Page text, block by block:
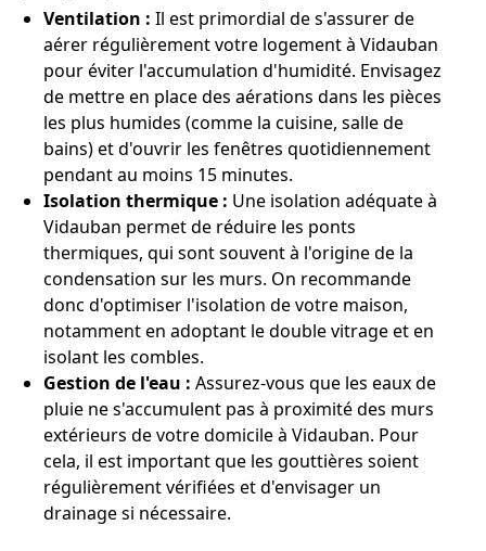
Ventilation : Il est primordial de s'assurer de
aérer régulièrement votre logement à Vidauban
pour éviter l'accumulation d'humidité. Envisagez
de mettre en place des aérations dans les pièces
les plus humides (comme la cuisine, salle de
bains) et d'ouvrir les fenêtres quotidiennement
pendant au moins 15 minutes.
Isolation thermique : Une isolation adéquate à
Vidauban permet de réduire les ponts
thermiques, qui sont souvent à l'origine de la
condensation sur les murs. On recommande
donc d'optimiser l'isolation de votre maison,
notamment en adoptant le double vitrage et en
isolant les combles.
Gestion de l'eau : Assurez-vous que les eaux de
pluie ne s'accumulent pas à proximité des murs
extérieurs de votre domicile à Vidauban. Pour
cela, il est important que les gouttières soient
régulièrement vérifiées et d'envisager un
drainage si nécessaire.